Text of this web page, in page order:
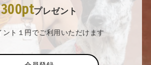
300ptプレゼント
ト１円でご利用いただけます